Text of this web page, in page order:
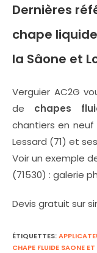
Dernières
chape liquide
la Sâone et
Verguier AC2G
de chapes
chantiers en
Lessard (71) et
Voir un exemple
(71530) : galerie
Devis gratuit sur
ÉTIQUETTES:
CHAPE FLUIDE SAONE ET